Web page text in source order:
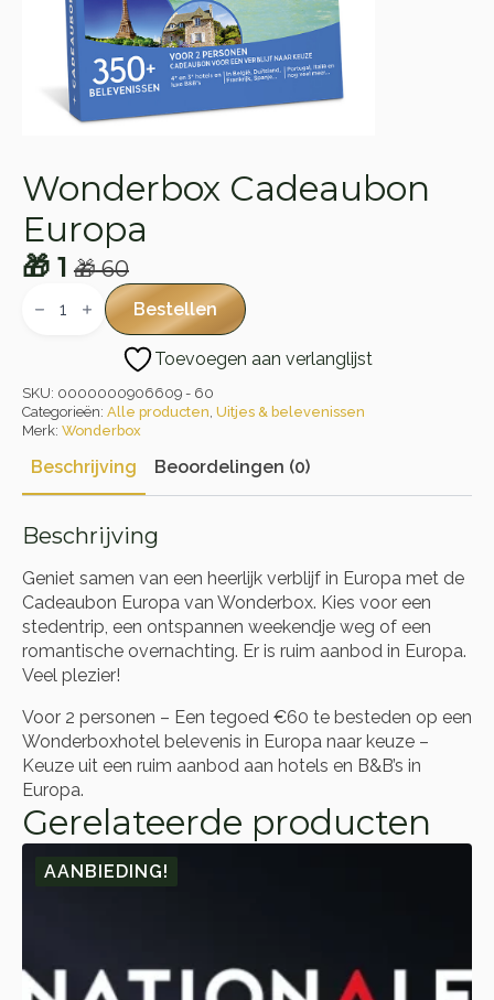
Wonderbox Cadeaubon
Europa
🎁60
Oorspronkelijke
prijs
🎁 60.
🎁 1
Huidige
prijs
🎁 1.
Wonderbox
Cadeaubon
Bestellen
Toevoegen aan verlanglijst
SKU: 0000000906609 - 60
Categorieën: Alle producten, Uitjes & belevenissen
Merk: Wonderbox
Beschrijving Beoordelingen (0)
Beschrijving
Geniet samen van een heerlijk verblijf in Europa met de
Cadeaubon Europa van Wonderbox. Kies voor een
stedentrip, een ontspannen weekendje weg of een
romantische overnachting. Er is ruim aanbod in Europa.
Veel plezier!
Voor 2 personen – Een tegoed €60 te besteden op een
Wonderboxhotel belevenis in Europa naar keuze –
Keuze uit een ruim aanbod aan hotels en B&B’s in
Europa.
Gerelateerde producten
AANBIEDING!